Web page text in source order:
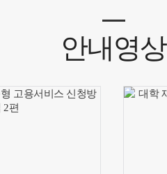
안내영상